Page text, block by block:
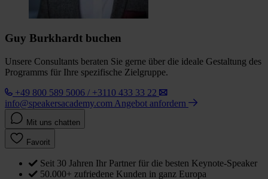
Guy Burkhardt buchen
Unsere Consultants beraten Sie gerne über die ideale Gestaltung des
Programms für Ihre spezifische Zielgruppe.
+49 800 589 5006 / +3110 433 33 22
info@speakersacademy.com Angebot anfordern
Mit uns chatten
Favorit
Seit 30 Jahren Ihr Partner für die besten Keynote-Speaker
50.000+ zufriedene Kunden in ganz Europa